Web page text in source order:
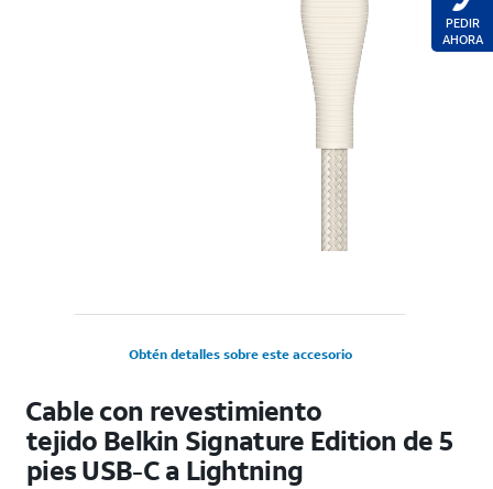
Obtén detalles sobre este accesorio
Cable con revestimiento
tejido Belkin Signature Edition de 5
pies USB-C a Lightning
PEDIR
AHORA